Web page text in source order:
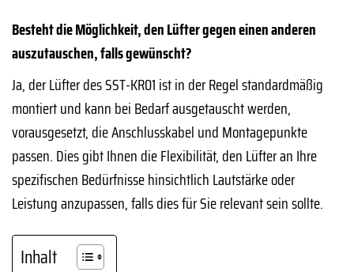
Besteht die Möglichkeit, den Lüfter gegen einen anderen
auszutauschen, falls gewünscht?
Ja, der Lüfter des SST-KR01 ist in der Regel standardmäßig
montiert und kann bei Bedarf ausgetauscht werden,
vorausgesetzt, die Anschlusskabel und Montagepunkte
passen. Dies gibt Ihnen die Flexibilität, den Lüfter an Ihre
spezifischen Bedürfnisse hinsichtlich Lautstärke oder
Leistung anzupassen, falls dies für Sie relevant sein sollte.
Inhalt